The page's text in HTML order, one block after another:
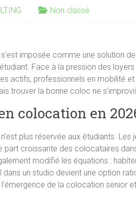
Non classé
imposée comme une solution
Face à la pression des
actifs, professionnels en mobilité
trouver la bonne coloc ne
colocation en
plus réservée aux étudiants.
part croissante des colocataires
modifié les équations :
dans un studio devient une option
de la colocation senior